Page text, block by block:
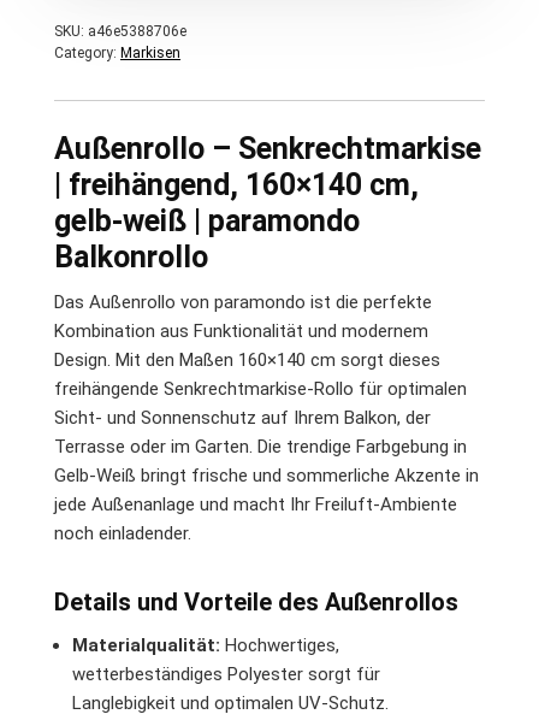
SKU: a46e5388706e
Category: Markisen
Außenrollo – Senkrechtmarkise
| freihängend, 160×140 cm,
gelb-weiß | paramondo
Balkonrollo
Das Außenrollo von paramondo ist die perfekte
Kombination aus Funktionalität und modernem
Design. Mit den Maßen 160×140 cm sorgt dieses
freihängende Senkrechtmarkise-Rollo für optimalen
Sicht- und Sonnenschutz auf Ihrem Balkon, der
Terrasse oder im Garten. Die trendige Farbgebung in
Gelb-Weiß bringt frische und sommerliche Akzente in
jede Außenanlage und macht Ihr Freiluft-Ambiente
noch einladender.
Details und Vorteile des Außenrollos
Materialqualität: Hochwertiges,
wetterbeständiges Polyester sorgt für
Langlebigkeit und optimalen UV-Schutz.